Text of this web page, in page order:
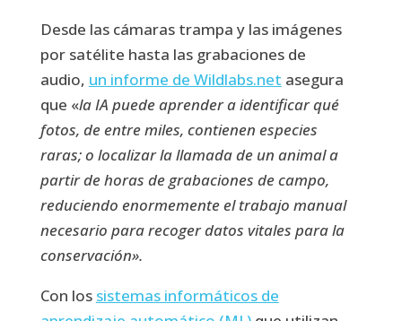
Desde las cámaras trampa y las imágenes
por satélite hasta las grabaciones de
audio, un informe de Wildlabs.net asegura
que «la IA puede aprender a identificar qué
fotos, de entre miles, contienen especies
raras; o localizar la llamada de un animal a
partir de horas de grabaciones de campo,
reduciendo enormemente el trabajo manual
necesario para recoger datos vitales para la
conservación».
Con los sistemas informáticos de